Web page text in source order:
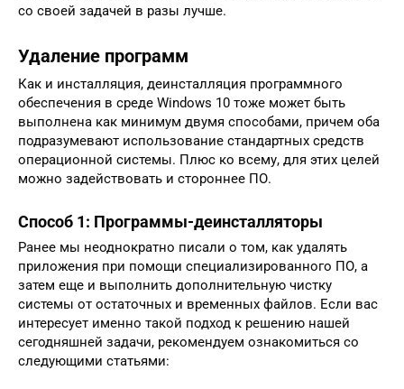
со своей задачей в разы лучше.
Удаление программ
Как и инсталляция, деинсталляция программного
обеспечения в среде Windows 10 тоже может быть
выполнена как минимум двумя способами, причем оба
подразумевают использование стандартных средств
операционной системы. Плюс ко всему, для этих целей
можно задействовать и стороннее ПО.
Способ 1: Программы-деинсталляторы
Ранее мы неоднократно писали о том, как удалять
приложения при помощи специализированного ПО, а
затем еще и выполнить дополнительную чистку
системы от остаточных и временных файлов. Если вас
интересует именно такой подход к решению нашей
сегодняшней задачи, рекомендуем ознакомиться со
следующими статьями: